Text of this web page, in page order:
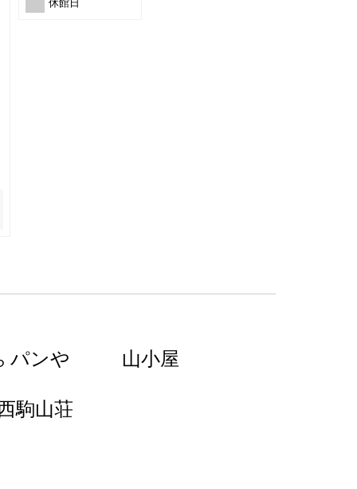
休館日
パンや 山小屋
駒山荘